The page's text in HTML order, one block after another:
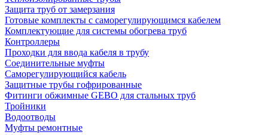
Защита труб от замерзания
Готовые комплекты с саморегулирующимся кабелем
Комплектующие для системы обогрева труб
Контроллеры
Проходки для ввода кабеля в трубу
Соединительные муфты
Саморегулирующийся кабель
Защитные трубы гофрированные
Фитинги обжимные GEBO для стальных труб
Тройники
Водоотводы
Муфты ремонтные